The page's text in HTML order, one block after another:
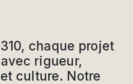
, chaque projet
rigueur,
culture. Notre